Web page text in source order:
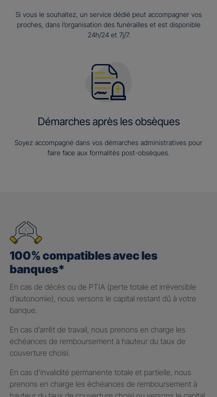
Si vous le souhaitez, un service dédié peut accompagner vos
proches, dans l’organisation des funérailles et est disponible
24h/24 et 7j/7.
Démarches après les obsèques
Soyez accompagné dans vos démarches administratives pour
faire face aux formalités post-obsèques.
100% compatibles avec les
banques*
En cas de décès ou de PTIA (perte totale et irréversible
d’autonomie), nous versons le capital restant dû à votre
banque.
En cas d’arrêt de travail, nous prenons en charge les
échéances de remboursement à hauteur du taux de
couverture choisi.
En cas d’invalidité permanente totale et partielle, nous
prenons en charge les échéances de remboursement à